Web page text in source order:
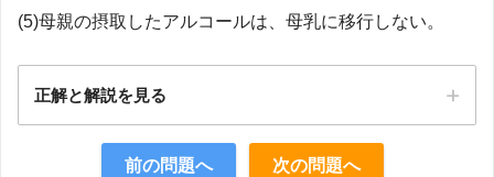
(5)母親の摂取したアルコールは、母乳に移行しない。
正解と解説を見る
前の問題へ 次の問題へ